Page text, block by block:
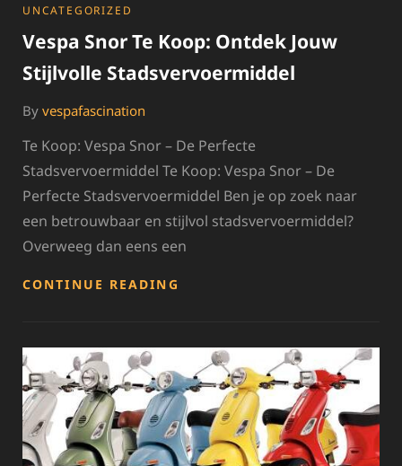
CATEGORIES
UNCATEGORIZED
Vespa Snor Te Koop: Ontdek Jouw
Stijlvolle Stadsvervoermiddel
By vespafascination
Te Koop: Vespa Snor – De Perfecte
Stadsvervoermiddel Te Koop: Vespa Snor – De
Perfecte Stadsvervoermiddel Ben je op zoek naar
een betrouwbaar en stijlvol stadsvervoermiddel?
Overweeg dan eens een
CONTINUE READING
ONTDEK
JOUW
STIJLVOLLE
STADSVERVOERMIDDEL